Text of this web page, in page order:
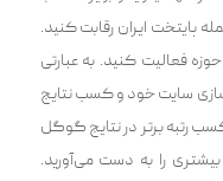
پایتخت ایران رقابت کنید.
فعالیت کنید. به عبارتی
سایت خود و کسب نتایج
رتبه برتر در نتایج گوگل
بیشتری را به دست می‌آورید.